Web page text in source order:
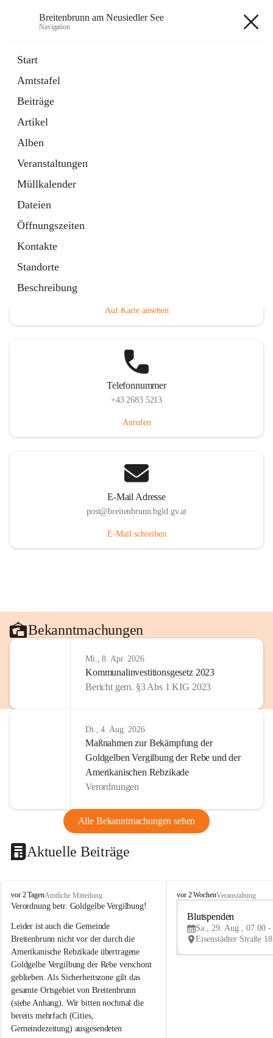
Breitenbrunn am Neusiedler See
Navigation
Start
Amtstafel
Beiträge
Artikel
Alben
Veranstaltungen
Müllkalender
Dateien
Öffnungszeiten
Kontakte
Standorte
Beschreibung
18 Schnellzugriffe
Gemeindeservice
Auf Karte ansehen
Telefonnummer
+43 2683 5213
Anrufen
E-Mail Adresse
post@breitenbrunn.bgld.gv.at
E-Mail schreiben
Bekanntmachungen
Mi., 8. Apr. 2026
Kommunalinvestitionsgesetz 2023
Bericht gem. §3 Abs 1 KIG 2023
Di., 4. Aug. 2026
Maßnahmen zur Bekämpfung der
Goldgelben Vergilbung der Rebe und der
Amerikanischen Rebzikade
Verordnungen
Alle Bekanntmachungen sehen
Aktuelle Beiträge
B
r
i
t
e
n
b
r
u
n
n
a
vor 2 TagenAmtliche Mitteilung
Verordnung betr. Goldgelbe Vergilbung!
Leider ist auch die Gemeinde
Breitenbrunn nicht vor der durch die
Amerikanische Rebzikade übertragene
Goldgelbe Vergilbung der Rebe verschont
geblieben. Als Sicherheitszone gilt das
gesamte Ortsgebiet von Breitenbrunn
(siehe Anhang). Wir bitten nochmal die
bereits mehrfach (Cities,
Gemeindezeitung) ausgesendeten
B
e
vor 2 WochenVeranstaltung
Blutspenden
Sa., 29. Aug., 07:00 -